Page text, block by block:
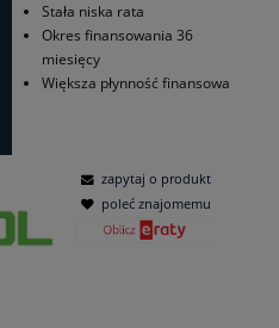
Stała niska rata
Okres finansowania 36
miesięcy
Większa płynność finansowa
zapytaj o produkt
poleć znajomemu